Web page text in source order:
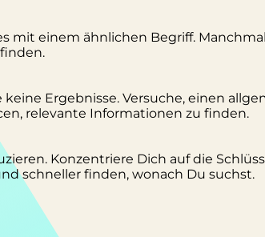
mit einem ähnlichen Begriff.
Ergebnisse. Versuche, einen
relevante Informationen zu finden.
Konzentriere Dich auf die
schneller finden, wonach Du suchst.